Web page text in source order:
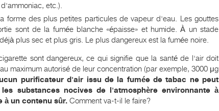
etc.).
forme des plus petites particules de vapeur d'eau. Les gouttes
sont de la fumée blanche «épaisse» et humide. À un stade
plus sec et plus gris. Le plus dangereux est la fumée noire.
sont dangereux, ce qui signifie que la santé de l'air doit
maximum autorisé de leur concentration (par exemple, 3000 μg
purificateur d'air issu de la fumée de tabac ne peut
substances nocives de l'atmosphère environnante à
à un contenu sûr. Comment va-t-il le faire?